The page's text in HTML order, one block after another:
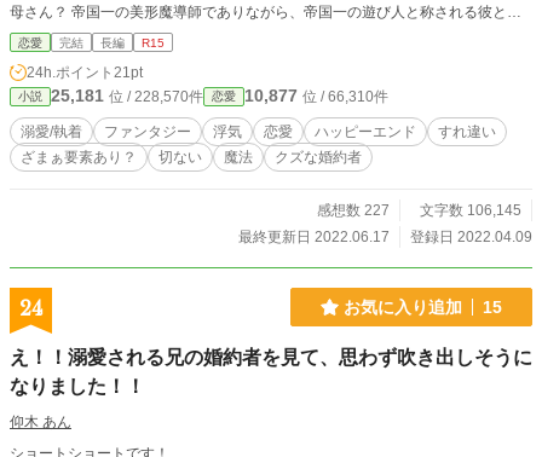
母さん？ 帝国一の美形魔導師でありながら、帝国一の遊び人と称される彼との
間に果たして愛はあるのだろうか？ 「今回こそ別れてやるんだから」 もう何度
誓っただろうこの言葉を掲げてティアラは今日も彼との恋のバトルを繰り広げ
る。
恋愛 完結 長編 R15
24h.ポイント 21pt
小説 25,181 位 / 228,570件 恋愛 10,877 位 / 66,310件
溺愛/執着 ファンタジー 浮気 恋愛 ハッピーエンド
すれ違い
ざまぁ要素あり？
切ない 魔法 クズな婚約者
感想数 227
文字数 106,145
最終更新日 2022.06.17
登録日 2022.04.09
24 お気に入り追加 15
え！！溺愛される兄の婚約者を見て、思わず吹き出しそうに
なりました！！
仰木 あん
ショートショートです！